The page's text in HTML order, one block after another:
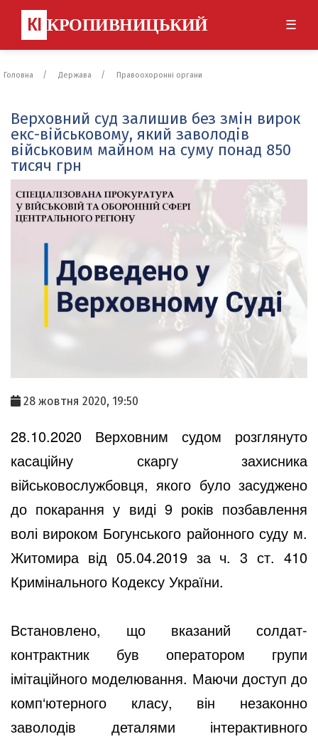
КІ КРОПИВНИЦЬКИЙ ☰
Головна Держава Правоохоронні органи
Верховний суд залишив без змін вирок
екс-військовому, який заволодів
військовим майном на суму понад 850
тисяч грн
28 жовтня 2020, 19:50
28.10.2020 Верховним судом розглянуто
касаційну скаргу захисника
військовослужбовця, якого було засуджено
до покарання у виді 9 років позбавлення
волі вироком Богунського районного суду м.
Житомира від 05.04.2019 за ч. 3 ст. 410
Кримінального Кодексу України.
Встановлено, що вказаний солдат-
контрактник був оператором групи
імітаційного моделювання. Маючи доступ до
комп‘ютерного класу, він незаконно
заволодів деталями інтерактивного